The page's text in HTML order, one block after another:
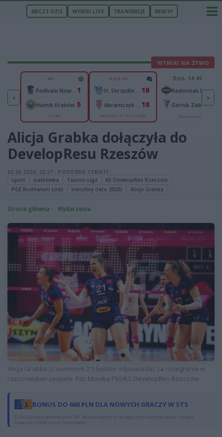
MECZE DZIŚ WYNIKI LIVE TRANSMISJE NEWSY
WYNIKI NA ŻYWO
‹
1
2
86'
1
Hutnik Kraków 5
II liga
BIEG VII
18
18
Metalkas 2. Ekstraliga
Dziś, 14:45
Radomiak Radom
Górnik Zabrze
Ekstraklasa
›
Alicja Grabka dołączyła do
DevelopResu Rzeszów
02.06.2026, 22:27
PODOBNE TEMATY:
sport
siatkówka Tauron Liga
KS DevelopRes Rzeszów
PGE Budowlani Łódź
transfery (lato 2026) Alicja Grabka
Strona główna Wydarzenia
Alicja Grabka (z numerem 21) będzie odpowiadać za rozegranie w
rzeszowskim zespole. Fot. Monika Pliś/KS DevelopRes Rzeszów.
BONUS DO 660 PLN DLA NOWYCH GRACZY W STS
Tylko dla osób pełnoletnich 18+. Reklamujemy tylko legalnych bukmacherów. Hazard
stwarza ryzyko straty finansowej.